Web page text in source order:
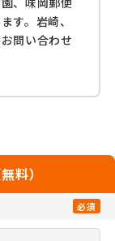
す。岩崎、
問い合わせ
料）
必須